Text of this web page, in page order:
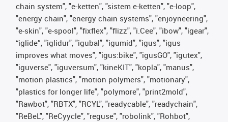
chain system", "e-ketten", "sistem e-ketten", "e-loop",
"energy chain", "energy chain systems", "enjoyneering",
"e-skin", "e-spool", "fixflex", "flizz", "i.Cee", "ibow", "igear",
“iglide”, "iglidur", "igubal", "igumid", "igus", "igus
improves what moves", "igus:bike", "igusGO", "igutex",
"iguverse", "iguversum", "kineKIT", "kopla", "manus",
"motion plastics", "motion polymers", "motionary",
"plastics for longer life", "polymore", "print2mold",
"Rawbot", "RBTX", "RCYL", "readycable", "readychain",
"ReBeL", "ReCyycle", "reguse", "robolink", "Rohbot",